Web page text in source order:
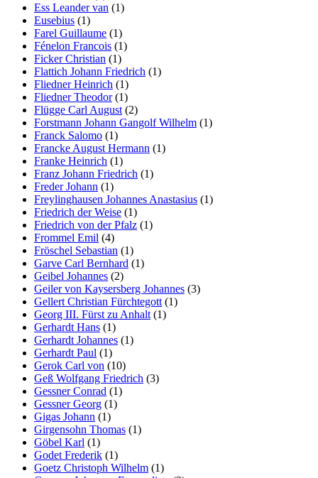
Ess Leander van (1)
Eusebius (1)
Farel Guillaume (1)
Fénelon Francois (1)
Ficker Christian (1)
Flattich Johann Friedrich (1)
Fliedner Heinrich (1)
Fliedner Theodor(1)
Flügge Carl August (2)
Forstmann Johann Gangolf Wilhelm (1)
Franck Salomo (1)
Francke August Hermann (1)
Franke Heinrich (1)
Franz Johann Friedrich (1)
Freder Johann (1)
Freylinghausen Johannes Anastasius (1)
Friedrich der Weise (1)
Friedrich von der Pfalz (1)
Frommel Emil (4)
Fröschel Sebastian (1)
Garve Carl Bernhard (1)
Geibel Johannes (2)
Geiler von Kaysersberg Johannes (3)
Gellert Christian Fürchtegott (1)
Georg III. Fürst zu Anhalt (1)
Gerhardt Hans (1)
Gerhardt Johannes (1)
Gerhardt Paul (1)
Gerok Carl von (10)
Geß Wolfgang Friedrich (3)
Gessner Conrad (1)
Gessner Georg (1)
Gigas Johann (1)
Girgensohn Thomas (1)
Göbel Karl (1)
Godet Frederik (1)
Goetz Christoph Wilhelm (1)